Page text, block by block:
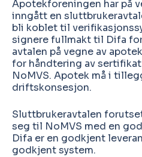
Apotekforeningen har på
inngått en
bli koblet til
signere fullmakt til Difa
avtalen på vegne av
for håndtering av
NoMVS. Apotek må i
driftskonsesjon.
Sluttbrukeravtalen
seg til NoMVS med en
Difa er en godkjent
godkjent system.